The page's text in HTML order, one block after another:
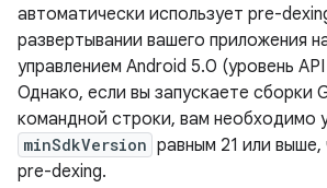
автоматически использует pre-
развертывании вашего приложения
управлением Android 5.0 (уровень
Однако, если вы запускаете сборки
командной строки, вам необходимо
minSdkVersion равным 21 или
pre-dexing.